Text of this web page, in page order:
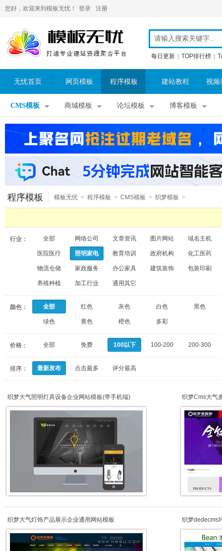
您好，欢迎来到模板无忧！ 登录 注册
每日更新 TOP排行榜
无忧首页 网页模板 程序模板 建站教程 视频
CMS模板 商城模板 论坛模板 博客模板
程序模板 模板无忧 > 程序模板 > CMS模板 > 织梦模板 >
行业： 全部 网络公司 文章资讯 图片网站 域名主机
医院医疗 照明家电 教育培训 政府机构 化工医药
物流仓储 家政服务 办公家具 建筑装饰 包装印刷
养殖种植 加工行业 通用其它
颜色： 全部 红色 灰色 白色 黑色
绿色 黄色 橙色 多彩
价格： 全部 免费 100以下 100-200 200-300
排序： 最新发布 点击最多 评分最高
织梦大气照明灯具设备企业网站模板(带手机端) 织梦Cms大气
织梦大气灯饰产品展示企业通用网站模板
织梦dedecms
数据+HTML5)